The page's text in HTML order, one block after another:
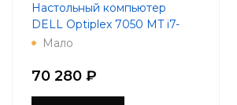
Настольный компьютер
DELL Optiplex 7050 MT i7-
7700 3.6GHz 8Gb 256Gb SSD
Win10Pro
Мало
70 280 ₽